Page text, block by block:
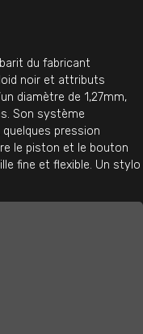
du fabricant
noir et attributs
diamètre de 1,27mm,
Son système
pression
le piston et le bouton
fine et flexible. Un stylo